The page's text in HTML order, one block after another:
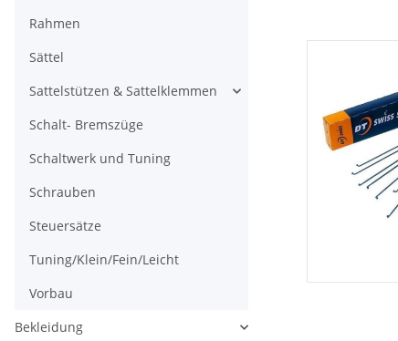
Rahmen
Sättel
Sattelstützen & Sattelklemmen
Schalt- Bremszüge
Schaltwerk und Tuning
Schrauben
Steuersätze
Tuning/Klein/Fein/Leicht
Vorbau
Bekleidung